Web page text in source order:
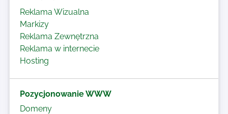
Reklama Wizualna
Markizy
Reklama Zewnętrzna
Reklama w internecie
Hosting
Pozycjonowanie WWW
Domeny